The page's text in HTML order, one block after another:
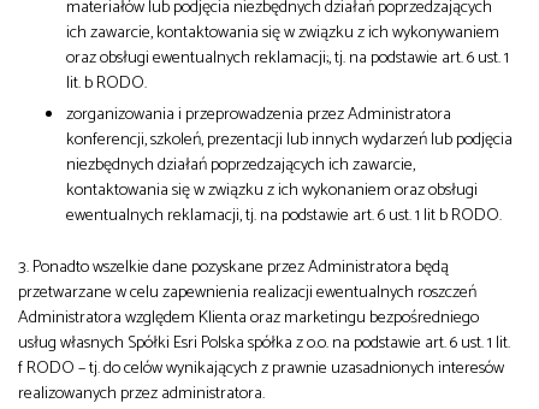
materiałów lub podjęcia niezbędnych działań poprzedzających
ich zawarcie, kontaktowania się w związku z ich wykonywaniem
oraz obsługi ewentualnych reklamacji;, tj. na podstawie art. 6 ust. 1
lit. b RODO.
zorganizowania i przeprowadzenia przez Administratora
konferencji, szkoleń, prezentacji lub innych wydarzeń lub podjęcia
niezbędnych działań poprzedzających ich zawarcie,
kontaktowania się w związku z ich wykonaniem oraz obsługi
ewentualnych reklamacji, tj. na podstawie art. 6 ust. 1 lit b RODO.
3. Ponadto wszelkie dane pozyskane przez Administratora będą
przetwarzane w celu zapewnienia realizacji ewentualnych roszczeń
Administratora względem Klienta oraz marketingu bezpośredniego
usług własnych Spółki Esri Polska spółka z o.o. na podstawie art. 6 ust. 1 lit.
f RODO – tj. do celów wynikających z prawnie uzasadnionych interesów
realizowanych przez administratora.